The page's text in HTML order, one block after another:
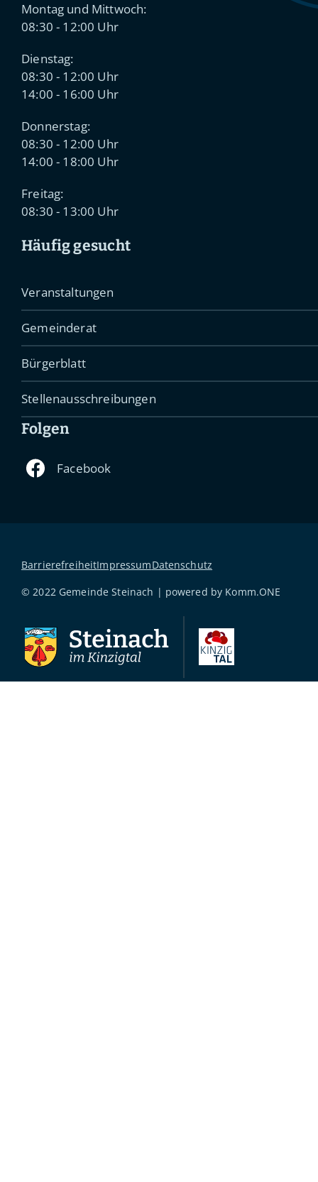
Montag und Mittwoch:
08:30 - 12:00 Uhr
Dienstag:
08:30 - 12:00 Uhr
14:00 - 16:00 Uhr
Donnerstag:
08:30 - 12:00 Uhr
14:00 - 18:00 Uhr
Freitag:
08:30 - 13:00 Uhr
Häufig gesucht
Veranstaltungen
Gemeinderat
Bürgerblatt
Stellenausschreibungen
Folgen
BarrierefreiheitImpressumDatenschutz
© 2022 Gemeinde Steinach | powered by Komm.ONE